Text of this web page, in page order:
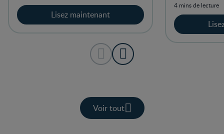
Lisez maintenant
4 mins de lecture
Voir tout